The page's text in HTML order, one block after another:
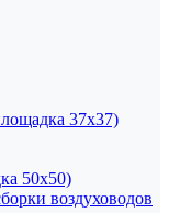
37х37)
50х50)
воздуховодов